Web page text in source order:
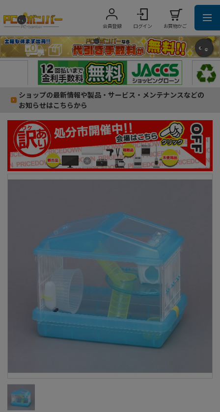
会員登録 ログイン お買物かご
ショップの最新情報や製品・サービス・メンテナンスなどの
お知らせはこちらから